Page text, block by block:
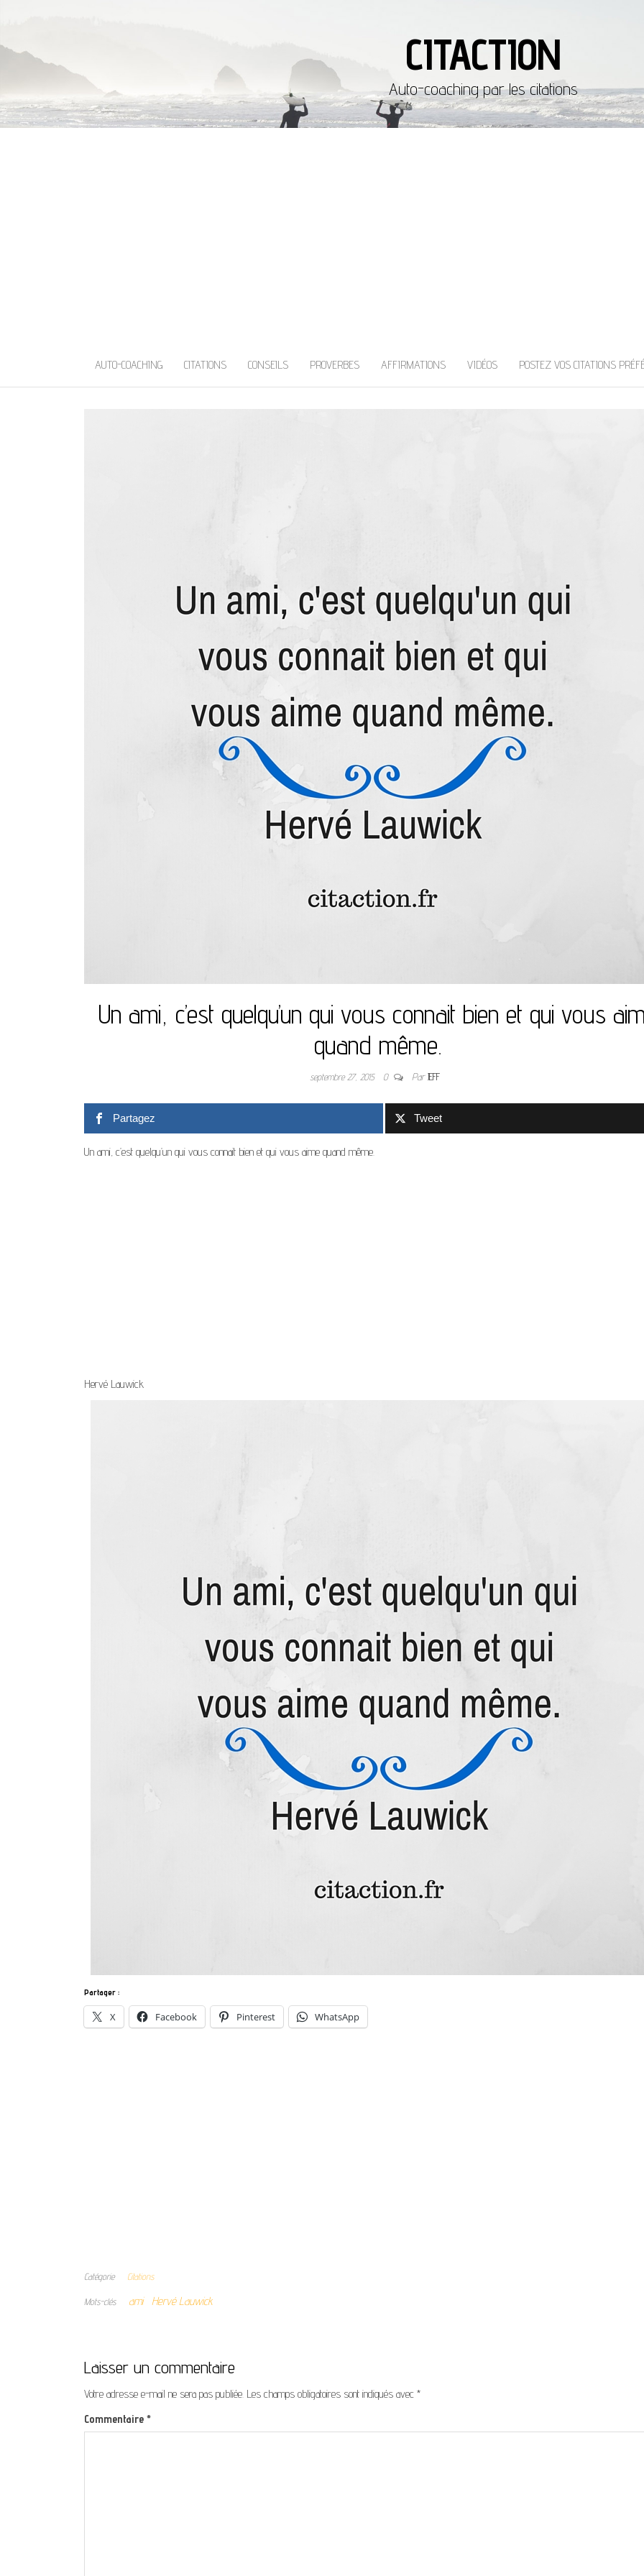
CITACTION
Auto-coaching par les citations
AUTO-COACHING CITATIONS CONSEILS PROVERBES AFFIRMATIONS VIDÉOS POSTEZ VOS CITATIONS
Un ami, c’est quelqu’un qui vous connait bien et qui vous
quand même.
septembre 27, 2015 0 ParJEFF
Partagez Tweet
Un ami, c’est quelqu’un qui vous connait bien et qui vous aime quand même.
Hervé Lauwick
Partager :
X Facebook Pinterest WhatsApp
Catégorie Citations
Mots-clés ami Hervé Lauwick
Laisser un commentaire
Votre adresse e-mail ne sera pas publiée. Les champs obligatoires sont indiqués avec *
Commentaire *